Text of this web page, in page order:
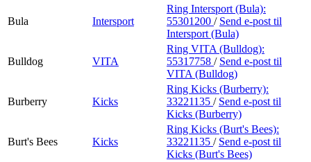
Bula Intersport
Ring Intersport (Bula):
55301200 / Send e-post til
Intersport (Bula)
Bulldog VITA
Ring VITA (Bulldog):
55317758 / Send e-post til
VITA (Bulldog)
Burberry Kicks
Ring Kicks (Burberry):
33221135 / Send e-post til
Kicks (Burberry)
Burt's Bees Kicks
Ring Kicks (Burt's Bees):
33221135 / Send e-post til
Kicks (Burt's Bees)